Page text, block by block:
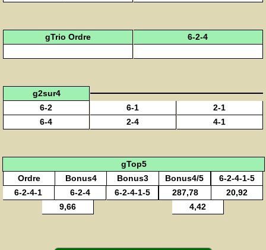
gTrio Ordre 6-2-4
g2sur4
6-2
6-1
2-1
6-4
2-4 4-1
gTop5
Ordre
Bonus4 Bonus3 Bonus4/5
6-2-4-1-5
6-2-4-1
6-2-4 6-2-4-1-5 287,78
20,92
9,66
4,42